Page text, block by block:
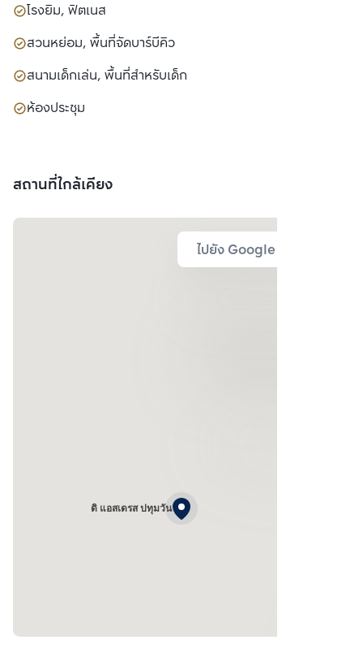
โรงยิม, ฟิตเนส
สวนหย่อม, พื้นที่จัดบาร์บีคิว
สนามเด็กเล่น, พื้นที่สำหรับเด็ก
ห้องประชุม
สถานที่ใกล้เคียง
ไปยัง Google Map
ดิ แอสเดรส ปทุมวัน